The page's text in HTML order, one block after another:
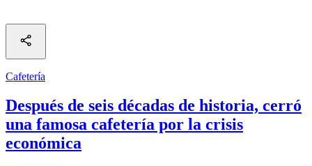
Cafetería
Después de seis décadas de historia, cerró
una famosa cafetería por la crisis
económica